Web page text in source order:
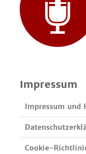
Impressum
Impressum und
Cookie-